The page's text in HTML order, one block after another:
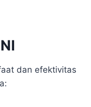
dan efektivitas